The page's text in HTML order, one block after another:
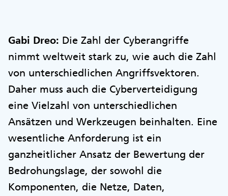
Gabi Dreo: Die Zahl der Cyberangriffe
nimmt weltweit stark zu, wie auch die Zahl
von unterschiedlichen Angriffsvektoren.
Daher muss auch die Cyberverteidigung
eine Vielzahl von unterschiedlichen
Ansätzen und Werkzeugen beinhalten. Eine
wesentliche Anforderung ist ein
ganzheitlicher Ansatz der Bewertung der
Bedrohungslage, der sowohl die
Komponenten, die Netze, Daten,